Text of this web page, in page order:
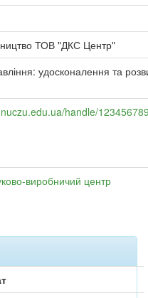
ТОВ "ДКС Центр"
удосконалення та
handle/
виробничий центр